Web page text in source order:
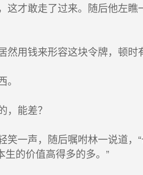
才敢走了过来。随后他左
用钱来形容这块令牌，顿时
能差？
一声，随后嘱咐林一说道，
的价值高得多的多。”